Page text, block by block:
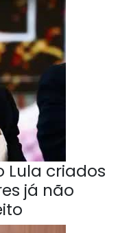
Lula criados
já não